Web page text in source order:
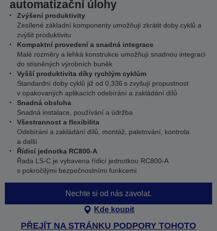
automatizační úlohy
Zvýšení produktivity
Zesílené základní komponenty umožňují zkrátit doby cyklů a
zvýšit produktivitu
Kompaktní provedení a snadná integrace
Malé rozměry a lehká konstrukce umožňují snadnou integraci
do stísněných výrobních buněk
Vyšší produktivita díky rychlým cyklům
Standardní doby cyklů již od 0,336 s zvyšují propustnost
v opakovaných aplikacích odebírání a zakládání dílů
Snadná obsluha
Snadná instalace, používání a údržba
Všestrannost a flexibilita
Odebírání a zakládání dílů, montáž, paletování, kontrola
a další
Řídicí jednotka RC800-A
Řada LS-C je vybavena řídicí jednotkou RC800-A
s pokročilými bezpečnostními funkcemi
Nechte si od nás zavolat.
Kde koupit
PŘEJÍT NA STRÁNKU PODPORY TOHOTO